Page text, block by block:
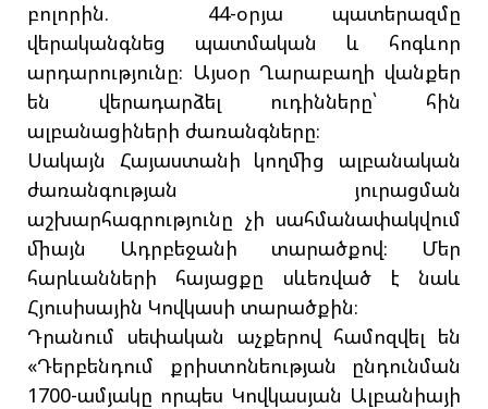
բոլորին. 44-օրյա պատերազմը
վերականգնեց պատմական և հոգևոր
արդարությունը։ Այսօր Ղարաբաղի վանքեր
են վերադարձել ուդինները՝ հին
ալբանացիների ժառանգները։
Սակայն Հայաստանի կողմից ալբանական
ժառանգության յուրացման
աշխարհագրությունը չի սահմանափակվում
միայն Ադրբեջանի տարածքով։ Մեր
հարևանների հայացքը սևեռված է նաև
Հյուսիսային Կովկասի տարածքին։
Դրանում սեփական աչքերով համոզվել են
«Դերբենդում քրիստոնեության ընդունման
1700-ամյակը որպես Կովկասյան Ալբանիայի